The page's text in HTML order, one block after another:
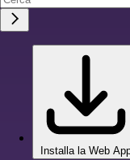
Installa la Web